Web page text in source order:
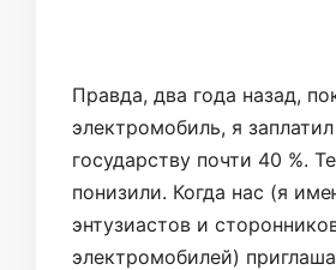
Правда, два года назад,
электромобиль, я
государству почти 40 %.
понизили. Когда нас (я
энтузиастов и
электромобилей)